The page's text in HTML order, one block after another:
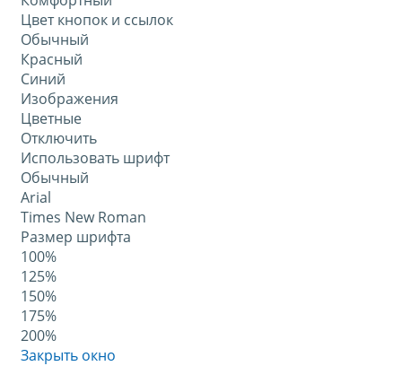
Цвет кнопок и ссылок
Обычный
Красный
Синий
Изображения
Цветные
Отключить
Использовать шрифт
Обычный
Arial
Times New Roman
Размер шрифта
100%
125%
150%
175%
200%
Закрыть окно